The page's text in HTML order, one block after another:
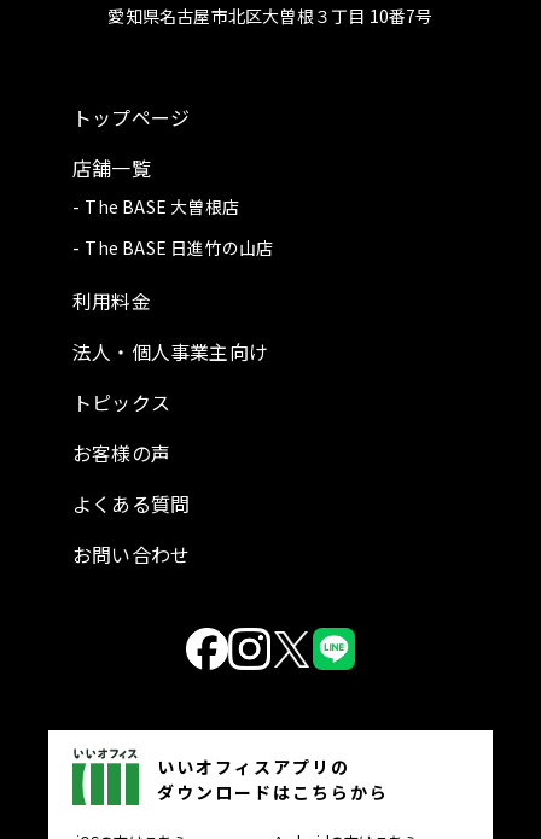
愛知県名古屋市北区大曽根３丁目 10番7号
トップページ
店舗一覧
The BASE 大曽根店
The BASE 日進竹の山店
利用料金
法人・個人事業主向け
トピックス
お客様の声
よくある質問
お問い合わせ
いいオフィスアプリの
ダウンロードはこちらから